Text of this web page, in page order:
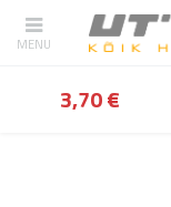
tagasi Kodu
3,70 €